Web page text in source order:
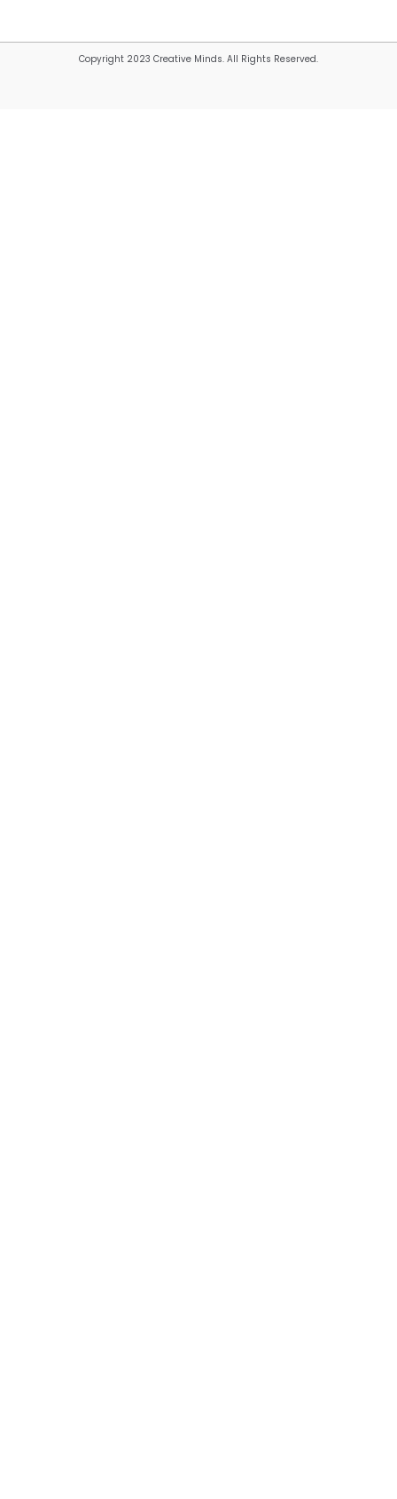
Copyright 2023 Creative Minds. All Rights Reserved.